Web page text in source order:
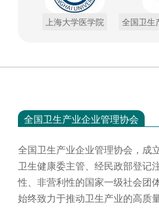
上海大学医学院 全国卫生
全国卫生产业企业管理协会
全国卫生产业企业管理协会，成
卫生健康委主管、经民政部登记
性、非营利性的国家一级社会团
始终致力于推动卫生产业的高质